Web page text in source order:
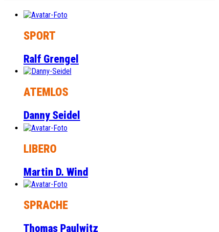
SPORT
Ralf Grengel
ATEMLOS
Danny Seidel
LIBERO
Martin D. Wind
SPRACHE
Thomas Paulwitz